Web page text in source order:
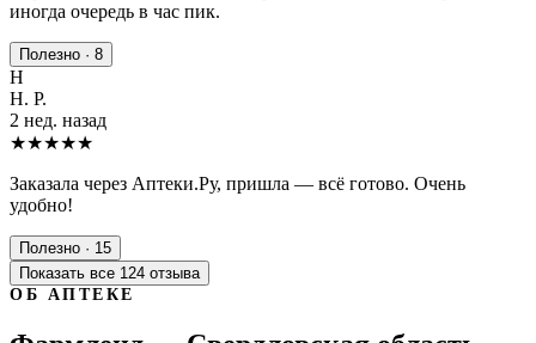
иногда очередь в час пик.
Полезно · 8
Н
Н. Р.
2 нед. назад
★★★★★
Заказала через Аптеки.Ру, пришла — всё готово. Очень
удобно!
Полезно · 15
Показать все 124 отзыва
ОБ АПТЕКЕ